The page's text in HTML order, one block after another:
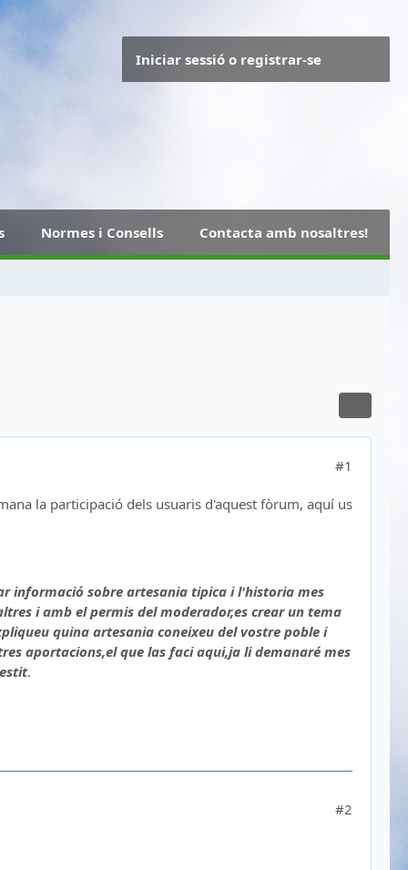
Iniciar sessió o registrar-se
Normes i Consells Contacta amb nosaltres!
#1
la participació dels usuaris d'aquest fòrum, aquí us
informació sobre artesania tipica i l'historia mes
i amb el permis del moderador,es crear un tema
quina artesania coneixeu del vostre poble i
aportacions,el que las faci aqui,ja li demanaré mes
.
#2